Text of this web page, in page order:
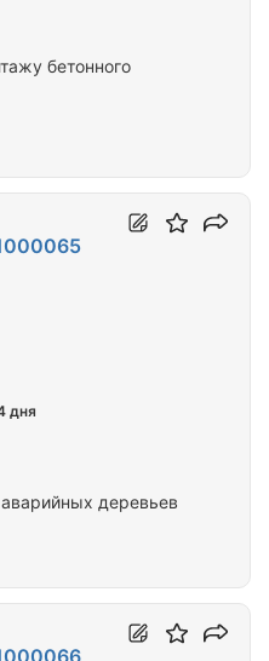
бетонного
деревьев
дня